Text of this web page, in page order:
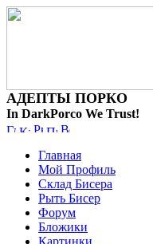
АДЕПТЫ ПОРКО
In DarkPorco We Trust!
Главная
Мой Профиль
Склад Бисера
Рыть Бисер
Форум
Бложики
Картинки